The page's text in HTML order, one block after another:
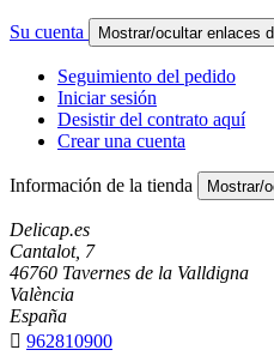
Su cuenta Mostrar/ocultar enlaces
Seguimiento del pedido
Iniciar sesión
Desistir del contrato aquí
Crear una cuenta
Información de la tienda Mostrar/
Delicap.es
Cantalot, 7
46760 Tavernes de la Valldigna
València
España
 962810900